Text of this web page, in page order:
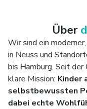
Über
Wir sind ein
in Neuss und
bis Hamburg. Seit
klare Mission: Kinder
selbstbewussten
dabei echte